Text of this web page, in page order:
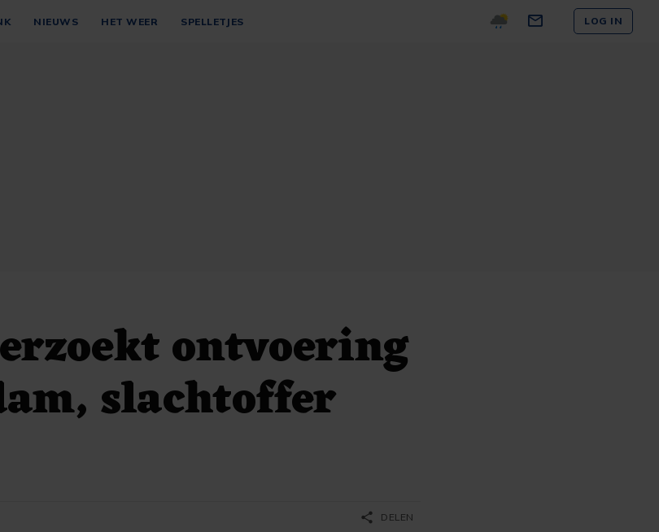
NIEUWS HET WEER SPELLETJES LOG IN
ontvoering
slachtoffer
share DELEN